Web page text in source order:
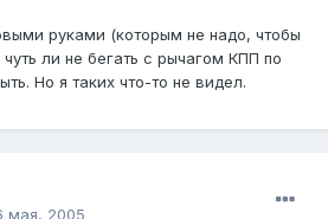
руками (которым не надо, чтобы
ли не бегать с рычагом КПП по
Но я таких что-то не видел.
мая, 2005